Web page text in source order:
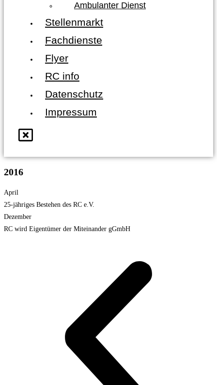
Ambulanter Dienst
Stellenmarkt
Fachdienste
Flyer
RC info
Datenschutz
Impressum
2016
April
25-jähriges Bestehen des RC e.V.
Dezember
RC wird Eigentümer der Miteinander gGmbH